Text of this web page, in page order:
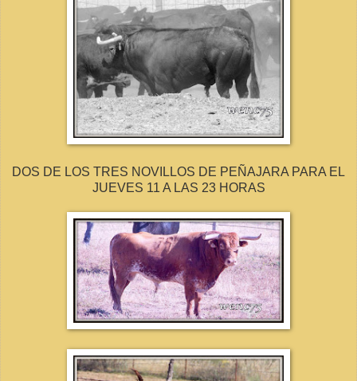
DOS DE LOS TRES NOVILLOS DE PEÑAJARA PARA EL
JUEVES 11 A LAS 23 HORAS